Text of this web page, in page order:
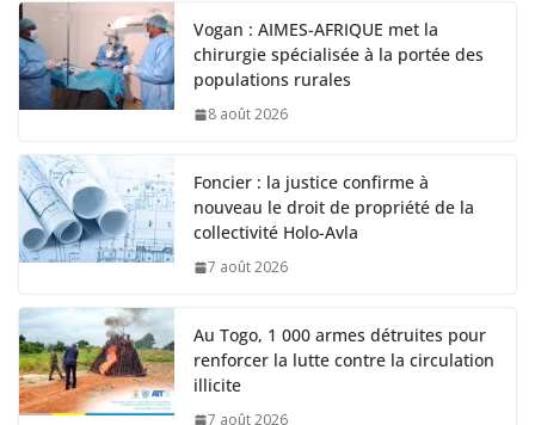
Vogan : AIMES-AFRIQUE met la
chirurgie spécialisée à la portée des
populations rurales
8 août 2026
Foncier : la justice confirme à
nouveau le droit de propriété de la
collectivité Holo-Avla
7 août 2026
Au Togo, 1 000 armes détruites pour
renforcer la lutte contre la circulation
illicite
7 août 2026